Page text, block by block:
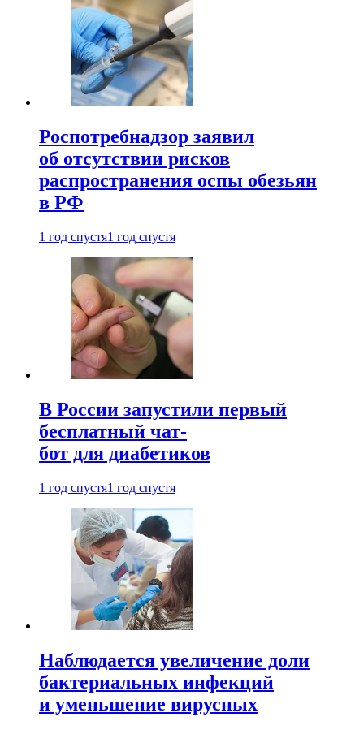
Роспотребнадзор заявил
об отсутствии рисков
распространения оспы обезьян
в РФ
1 год спустя1 год спустя
В России запустили первый
бесплатный чат-
бот для диабетиков
1 год спустя1 год спустя
Наблюдается увеличение доли
бактериальных инфекций
и уменьшение вирусных